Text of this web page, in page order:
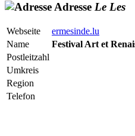
Adresse Le Les
Webseite
ermesinde.lu
Name
Festival Art et
Postleitzahl
Umkreis
Region
Telefon